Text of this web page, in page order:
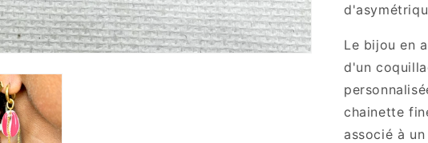
Le bijou en
d'un
chainette
associé à